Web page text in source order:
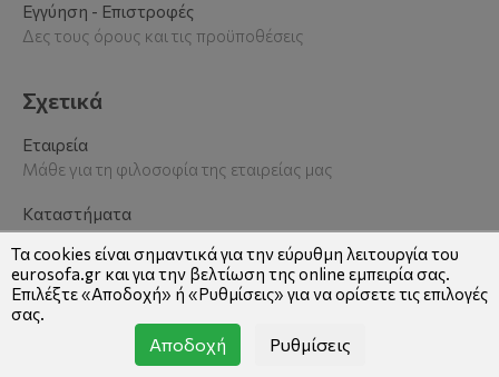
Εγγύηση - Επιστροφές
Δες τους όρους και τις προϋποθέσεις
Σχετικά
Εταιρεία
Μάθε για τη φιλοσοφία της εταιρείας μας
Καταστήματα
Βρείτε το κατάστημα που σας εξυπηρετεί
Επικοινωνία
Δες τη φόρμα και τα στοιχεία επικοινωνίας
Τα cookies είναι σημαντικά για την εύρυθμη λειτουργία του
eurosofa.gr και για την βελτίωση της online εμπειρία σας.
Επιλέξτε «Αποδοχή» ή «Ρυθμίσεις» για να ορίσετε τις επιλογές
σας.
Αποδοχή Ρυθμίσεις